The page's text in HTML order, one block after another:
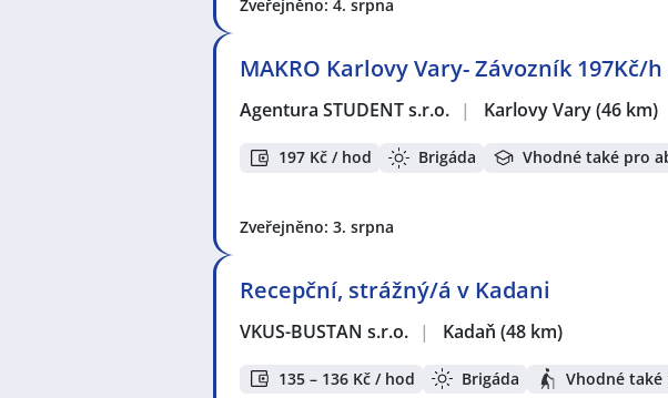
Zveřejněno: 4. srpna
MAKRO Karlovy Vary- Závozník 197Kč/
Agentura STUDENT s.r.o. | Karlovy Vary(46 km)
197 Kč / hod Brigáda Vhodné také pro
Zveřejněno: 3. srpna
Recepční, strážný/á v Kadani
VKUS-BUSTAN s.r.o. | Kadaň (48 km)
135 – 136 Kč / hod Brigáda Vhodné